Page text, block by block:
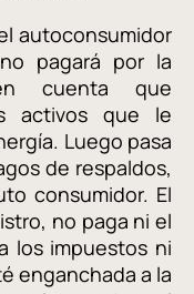
autoconsumidor
pagará por la
cuenta que
activos que le
Luego pasa
de respaldos,
consumidor. El
no paga ni el
los impuestos ni
enganchada a la